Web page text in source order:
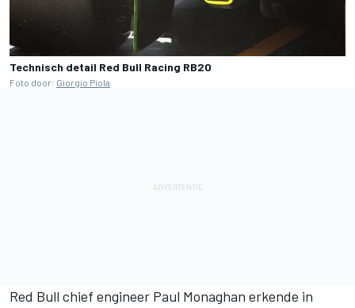
Technisch detail Red Bull Racing RB20
Foto door: Giorgio Piola
Red Bull chief engineer Paul Monaghan erkende in